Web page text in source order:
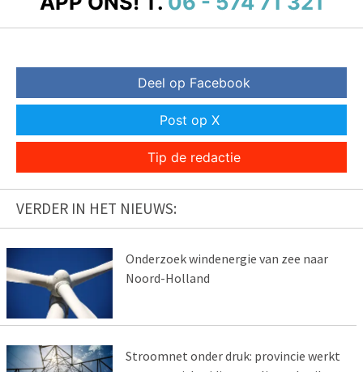
Deel op Facebook
Post op X
Tip de redactie
VERDER IN HET NIEUWS:
Onderzoek windenergie van zee naar
Noord-Holland
Stroomnet onder druk: provincie werkt